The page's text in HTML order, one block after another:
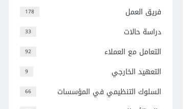
178 فريق العمل
33 دراسة حالات
92 التعامل مع العملاء
9 التعهيد الخارجي
66 السلوك التنظيمي في المؤسسات